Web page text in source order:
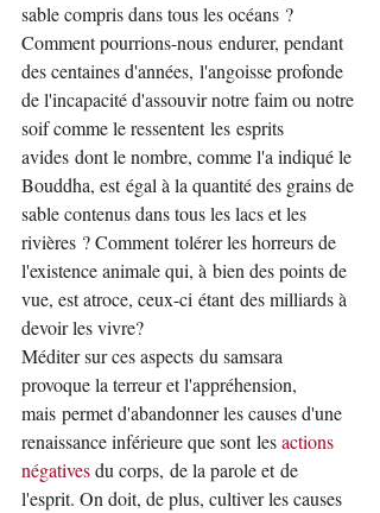
sable compris dans tous les océans ?
Comment pourrions-nous endurer, pendant
des centaines d'années, l'angoisse profonde
de l'incapacité d'assouvir notre faim ou notre
soif comme le ressentent les esprits
avides dont le nombre, comme l'a indiqué le
Bouddha, est égal à la quantité des grains de
sable contenus dans tous les lacs et les
rivières ? Comment tolérer les horreurs de
l'existence animale qui, à bien des points de
vue, est atroce, ceux-ci étant des milliards à
devoir les vivre?
Méditer sur ces aspects du samsara
provoque la terreur et l'appréhension,
mais permet d'abandonner les causes d'une
renaissance inférieure que sont les actions
négatives du corps, de la parole et de
l'esprit. On doit, de plus, cultiver les causes